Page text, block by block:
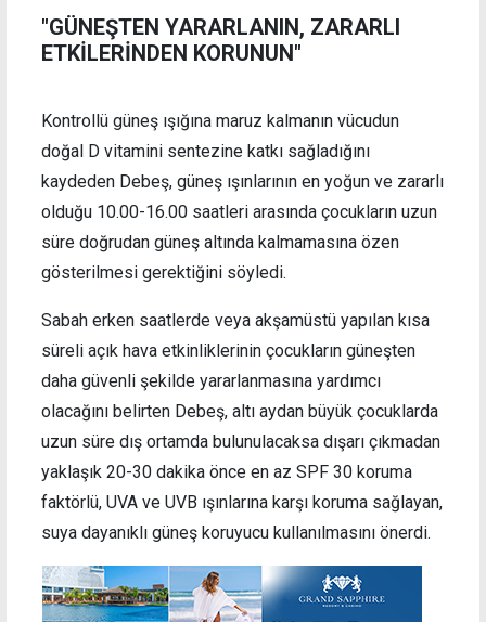
"GÜNEŞTEN YARARLANIN, ZARARLI
ETKİLERİNDEN KORUNUN"
Kontrollü güneş ışığına maruz kalmanın vücudun
doğal D vitamini sentezine katkı sağladığını
kaydeden Debeş, güneş ışınlarının en yoğun ve zararlı
olduğu 10.00-16.00 saatleri arasında çocukların uzun
süre doğrudan güneş altında kalmamasına özen
gösterilmesi gerektiğini söyledi.
Sabah erken saatlerde veya akşamüstü yapılan kısa
süreli açık hava etkinliklerinin çocukların güneşten
daha güvenli şekilde yararlanmasına yardımcı
olacağını belirten Debeş, altı aydan büyük çocuklarda
uzun süre dış ortamda bulunulacaksa dışarı çıkmadan
yaklaşık 20-30 dakika önce en az SPF 30 koruma
faktörlü, UVA ve UVB ışınlarına karşı koruma sağlayan,
suya dayanıklı güneş koruyucu kullanılmasını önerdi.